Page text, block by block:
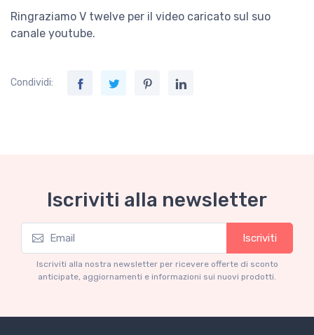
Ringraziamo V twelve per il video caricato sul suo
canale youtube.
Condividi:
Iscriviti alla newsletter
Iscriviti
Iscriviti alla nostra newsletter per ricevere offerte di sconto
anticipate, aggiornamenti e informazioni sui nuovi prodotti.